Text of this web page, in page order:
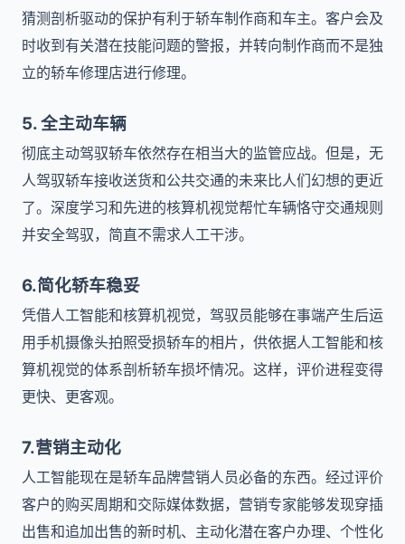
猜测剖析驱动的保护有利于轿车制作商和车主。客户会及
时收到有关潜在技能问题的警报，并转向制作商而不是独
立的轿车修理店进行修理。
5. 全主动车辆
彻底主动驾驭轿车依然存在相当大的监管应战。但是，无
人驾驭轿车接收送货和公共交通的未来比人们幻想的更近
了。深度学习和先进的核算机视觉帮忙车辆恪守交通规则
并安全驾驭，简直不需求人工干涉。
6.简化轿车稳妥
凭借人工智能和核算机视觉，驾驭员能够在事端产生后运
用手机摄像头拍照受损轿车的相片，供依据人工智能和核
算机视觉的体系剖析轿车损坏情况。这样，评价进程变得
更快、更客观。
7.营销主动化
人工智能现在是轿车品牌营销人员必备的东西。经过评价
客户的购买周期和交际媒体数据，营销专家能够发现穿插
出售和追加出售的新时机、主动化潜在客户办理、个性化